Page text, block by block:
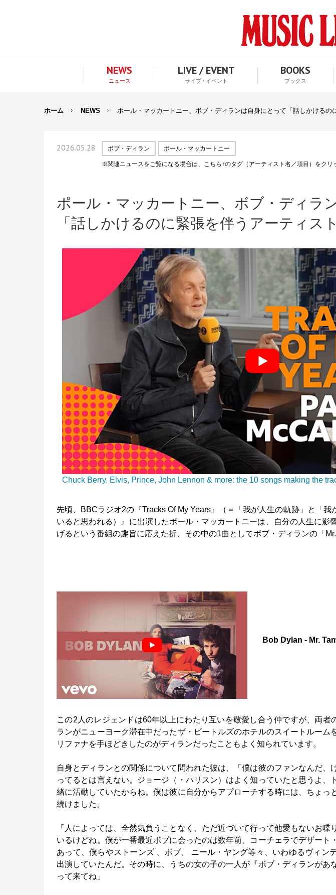
NEWS
ニュース
LIVE / EVENT
ライブ / イベント
BOOKS
ブックス
ホーム NEWS ポール・マッカートニー、ボブ・ディランは自身にとって「話しかけるの
2026.05.28 ボブ・ディラン ポール・マッカートニー
※関連ニュースをご覧になる場合は、こちら↑のタグ（アーティスト名／項目）をクリ
ポール・マッカートニー、ボブ・ディラ
「話しかけるのに緊張を伴うアーティスト
Chuck Berry, Elvis, Prince, John Lennon & more: the 10 songs making the
先頃、BBCラジオ2の『Tracks Of My Years』（＝「我が人生の軌跡」と「我
いると思われる）』に出演したポール・マッカートニーは、自分の人生に影
げるという番組の趣旨に応えた折、その中の1曲としてボブ・ディランの「
Bob Dylan - Mr.
この2人のレジェンドは60年以上にわたり互いを敬愛し合う仲ですが、両者
ランがニューヨーク滞在中だったザ・ビートルズのホテルのスイートルーム
リファナを手ほどきしたのがディランだったこともよく知られています。
自身とディランとの関係について問われた彼は、「僕は彼のファンなんだ、
ってるとは言えない。ジョージ（・ハリスン）はよく知っていたと思うよ、
緒に活動していたからね。僕は彼に自分からアプローチする時には、ちょっ
続けました。
「人によっては、全然気負うことなく、ただ近づいて行って他愛もないお喋
いるけどね。僕が一番最近ボブに会ったのは数年前、コーチェラでデザート
あって、僕らやストーンズ 、ボブ、 ニール・ヤング等々、いわゆるヴィン
出演していたんだ。その時に、うちの女の子の一人が『ボブ・ディランがあ
って来てね」